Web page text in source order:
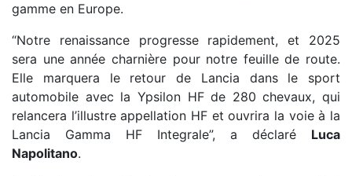
gamme en Europe.
“Notre renaissance progresse rapidement, et 2025
sera une année charnière pour notre feuille de route.
Elle marquera le retour de Lancia dans le sport
automobile avec la Ypsilon HF de 280 chevaux, qui
relancera l’illustre appellation HF et ouvrira la voie à la
Lancia Gamma HF Integrale”, a déclaré Luca
Napolitano.